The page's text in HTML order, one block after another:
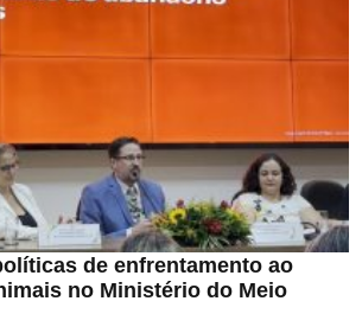
de enfrentamento ao
no Ministério do Meio